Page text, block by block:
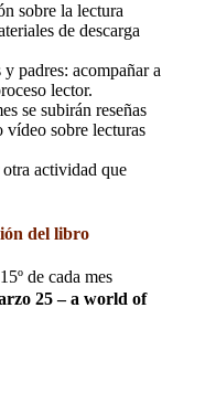
sobre la lectura
de descarga
padres: acompañar a
lector.
se subirán reseñas
vídeo sobre lecturas
actividad que
del libro
de cada mes
25 – a world of